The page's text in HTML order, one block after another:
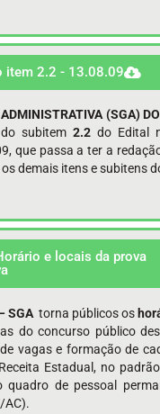
item 2.2 - 13.08.09
(SGA)
do subitem 2.2 do Edital
que passa a ter a
demais itens e subitens
e locais da prova
SGA torna públicos os
do concurso público
vagas e formação de
Estadual, no
quadro de pessoal
AC).